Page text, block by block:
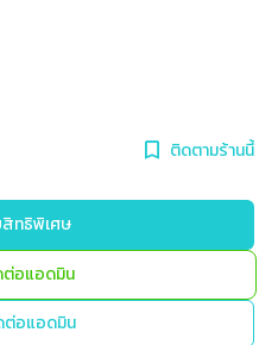
ติดตามร้านนี้
ทธิพิเศษ
อแอดมิน
ต่อแอดมิน